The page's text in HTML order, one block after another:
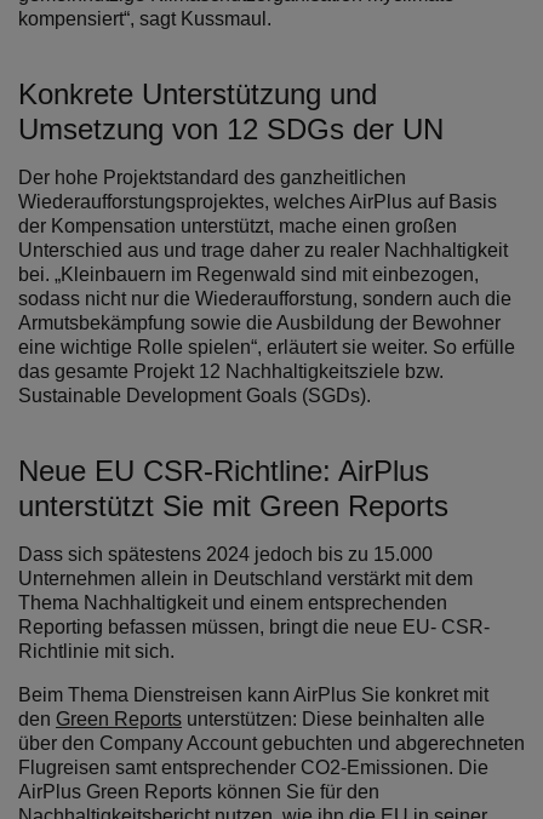
kompensiert“, sagt Kussmaul.
Konkrete Unterstützung und
Umsetzung von 12 SDGs der UN
Der hohe Projektstandard des ganzheitlichen
Wiederaufforstungsprojektes, welches AirPlus auf Basis
der Kompensation unterstützt, mache einen großen
Unterschied aus und trage daher zu realer Nachhaltigkeit
bei. „Kleinbauern im Regenwald sind mit einbezogen,
sodass nicht nur die Wiederaufforstung, sondern auch die
Armutsbekämpfung sowie die Ausbildung der Bewohner
eine wichtige Rolle spielen“, erläutert sie weiter. So erfülle
das gesamte Projekt 12 Nachhaltigkeitsziele bzw.
Sustainable Development Goals (SGDs).
Neue EU CSR-Richtline: AirPlus
unterstützt Sie mit Green Reports
Dass sich spätestens 2024 jedoch bis zu 15.000
Unternehmen allein in Deutschland verstärkt mit dem
Thema Nachhaltigkeit und einem entsprechenden
Reporting befassen müssen, bringt die neue EU- CSR-
Richtlinie mit sich.
Beim Thema Dienstreisen kann AirPlus Sie konkret mit
den Green Reports unterstützen: Diese beinhalten alle
über den Company Account gebuchten und abgerechneten
Flugreisen samt entsprechender CO2-Emissionen. Die
AirPlus Green Reports können Sie für den